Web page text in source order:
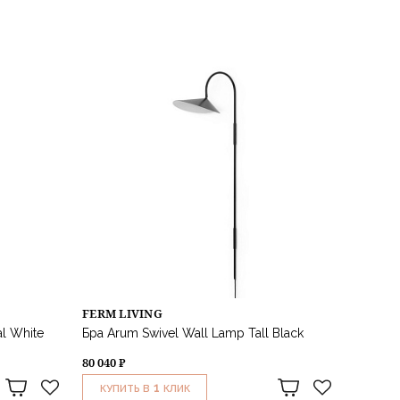
White
FERM LIVING
Бра Arum Swivel Wall Lamp Tall Black
80 040 ₽
КУПИТЬ В 1 КЛИК